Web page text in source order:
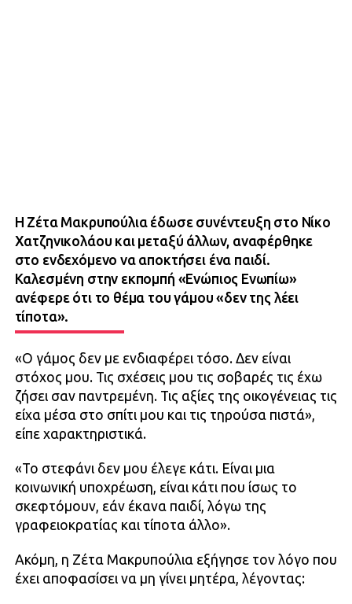
Η Ζέτα Μακρυπούλια έδωσε συνέντευξη στο Νίκο
Χατζηνικολάου και μεταξύ άλλων, αναφέρθηκε
στο ενδεχόμενο να αποκτήσει ένα παιδί.
Kαλεσμένη στην εκπομπή «Ενώπιος Ενωπίω»
ανέφερε ότι το θέμα του γάμου «δεν της λέει
τίποτα».
«Ο γάμος δεν με ενδιαφέρει τόσο. Δεν είναι
στόχος μου. Τις σχέσεις μου τις σοβαρές τις έχω
ζήσει σαν παντρεμένη. Τις αξίες της οικογένειας τις
είχα μέσα στο σπίτι μου και τις τηρούσα πιστά»,
είπε χαρακτηριστικά.
«Το στεφάνι δεν μου έλεγε κάτι. Είναι μια
κοινωνική υποχρέωση, είναι κάτι που ίσως το
σκεφτόμουν, εάν έκανα παιδί, λόγω της
γραφειοκρατίας και τίποτα άλλο».
Ακόμη, η Ζέτα Μακρυπούλια εξήγησε τον λόγο που
έχει αποφασίσει να μη γίνει μητέρα, λέγοντας: